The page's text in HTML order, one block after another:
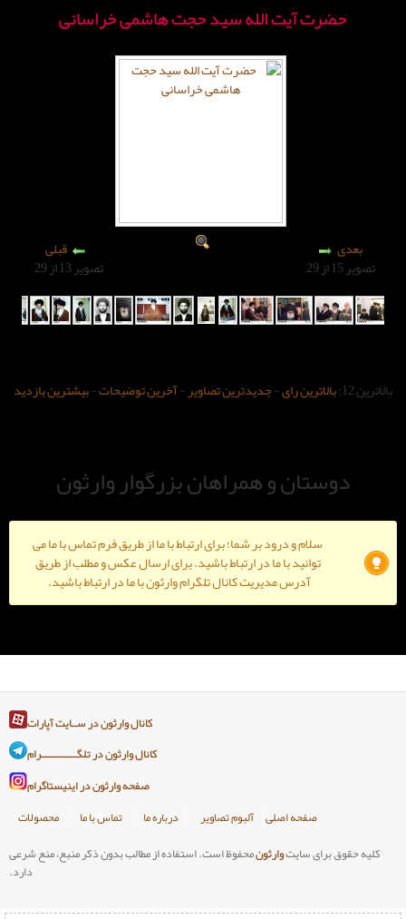
الله سید حجت هاشمی خراسانی
جدیدترین تصاویر-آخرین توضیحات-بیشترین بازدید
همراهان بزرگوار وارثون
بر شما؛ برای ارتباط با ما از طریق فرم تماس با ما می
ما در ارتباط باشید. برای ارسال عکس و مطلب از طریق
کانال تلگرام وارثون با ما در ارتباط باشید.
کانال وارثون در ســایت آپارات
کانال وارثون در تلگـــــــــــــرام
صفحه وارثون در اینیستاگرام
درباره ما تماس با ما
محصولات
وارثونمحفوظ است. استفاده از مطالب بدون ذکر منبع، منع شرعی